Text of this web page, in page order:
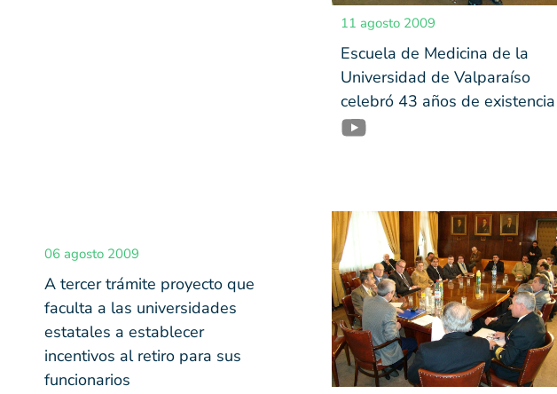
11 agosto 2009
Escuela de Medicina de la
Universidad de Valparaíso
celebró 43 años de existencia
06 agosto 2009
A tercer trámite proyecto que
faculta a las universidades
estatales a establecer
incentivos al retiro para sus
funcionarios